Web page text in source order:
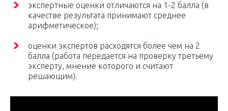
экспертные оценки отличаются на 1-2 балла (в
качестве результата принимают среднее
арифметическое);
оценки экспертов расходятся более чем на 2
балла (работа передается на проверку третьему
эксперту, мнение которого и считают
решающим).